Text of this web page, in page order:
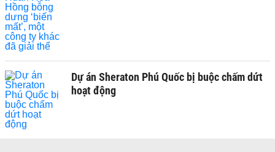
Dự án Sheraton Phú Quốc bị buộc chấm dứt
hoạt động